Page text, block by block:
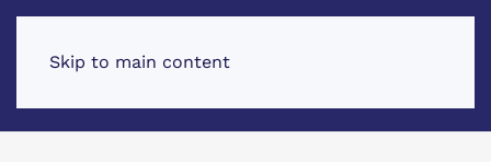
Skip to main content